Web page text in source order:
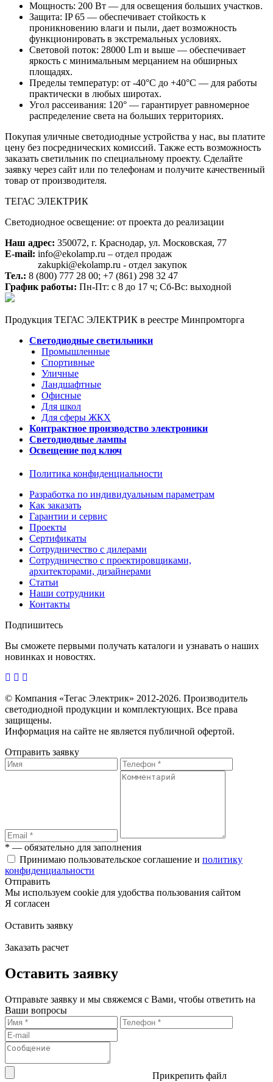
Мощность: 200 Вт — для освещения больших участков.
Защита: IP 65 — обеспечивает стойкость к
проникновению влаги и пыли, дает возможность
функционировать в экстремальных условиях.
Световой поток: 28000 Lm и выше — обеспечивает
яркость с минимальным мерцанием на обширных
площадях.
Пределы температур: от -40°C до +40°C — для работы
практически в любых широтах.
Угол рассеивания: 120° — гарантирует равномерное
распределение света на больших территориях.
Покупая уличные светодиодные устройства у нас, вы платите
цену без посреднических комиссий. Также есть возможность
заказать светильник по специальному проекту. Сделайте
заявку через сайт или по телефонам и получите качественный
товар от производителя.
ТЕГАС ЭЛЕКТРИК
Светодиодное освещение: от проекта до реализации
Наш адрес: 350072, г. Краснодар, ул. Московская, 77
E-mail: info@ekolamp.ru – отдел продаж
zakupki@ekolamp.ru - отдел закупок
Тел.: 8 (800) 777 28 00; +7 (861) 298 32 47
График работы: Пн-Пт: с 8 до 17 ч; Сб-Вс: выходной
Продукция ТЕГАС ЭЛЕКТРИК в реестре Минпромторга
Светодиодные светильники
Промышленные
Спортивные
Уличные
Ландшафтные
Офисные
Для школ
Для сферы ЖКХ
Контрактное производство электроники
Светодиодные лампы
Освещение под ключ
Политика конфиденциальности
Разработка по индивидуальным параметрам
Как заказать
Гарантии и сервис
Проекты
Сертификаты
Сотрудничество с дилерами
Сотрудничество с проектировщиками,
архитекторами, дизайнерами
Статьи
Наши сотрудники
Контакты
Подпишитесь
Вы сможете первыми получать каталоги и узнавать о наших
новинках и новостях.
© Компания «Тегас Электрик» 2012-2026. Производитель
светодиодной продукции и комплектующих. Все права
защищены.
Информация на сайте не является публичной офертой.
Отправить заявку
* — обязательно для заполнения
Принимаю пользовательское соглашение и политику
конфиденциальности
Отправить
Мы используем cookie для удобства пользования сайтом
Я согласен
Оставить заявку
Заказать расчет
Оставить заявку
Отправьте заявку и мы свяжемся с Вами, чтобы ответить на
Ваши вопросы
Прикрепить файл